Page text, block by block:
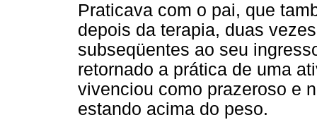
Praticava com o pai, que
depois da terapia, duas
subseqüentes ao seu
retornado a prática de uma
vivenciou como prazeroso e
estando acima do peso.